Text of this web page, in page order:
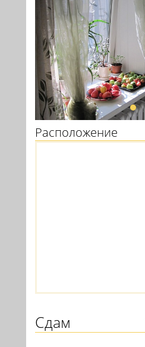
Расположение
Сдам